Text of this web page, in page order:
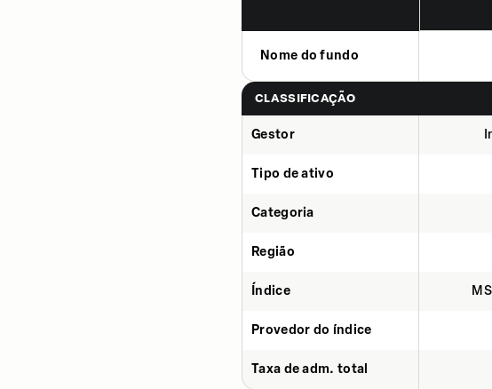
Nome do fundo
CLASSIFICAÇÃO
Gestor
Tipo de ativo
Categoria
Região
Índice
Provedor do índice
Taxa de adm. total